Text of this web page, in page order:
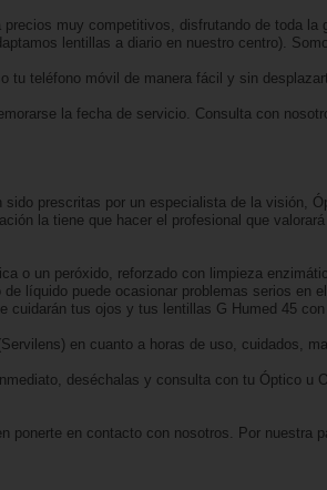
muy competitivos, disfrutando de toda
lentillas a diario en nuestro centro).
teléfono móvil de manera fácil y sin
la fecha de servicio. Consulta con
prescritas por un especialista de la visión,
la tiene que hacer el profesional que
o un peróxido, reforzado con limpieza
líquido puede ocasionar problemas serios en
cuidarán tus ojos y tus lentillas G Humed 45
en cuanto a horas de uso, cuidados,
deséchalas y consulta con tu Óptico u
en contacto con nosotros. Por nuestra